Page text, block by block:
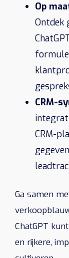
Op
Ontdek
CRM-
CRM-
Ga samen
ChatGPT
en rijkere,